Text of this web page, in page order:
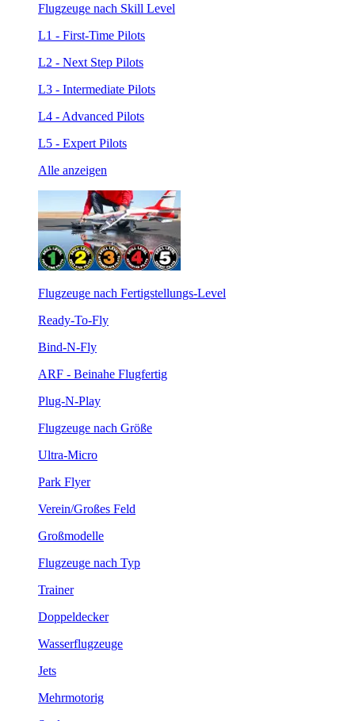
Flugzeuge nach Skill Level
L1 - First-Time Pilots
L2 - Next Step Pilots
L3 - Intermediate Pilots
L4 - Advanced Pilots
L5 - Expert Pilots
Alle anzeigen
Flugzeuge nach Fertigstellungs-Level
Ready-To-Fly
Bind-N-Fly
ARF - Beinahe Flugfertig
Plug-N-Play
Flugzeuge nach Größe
Ultra-Micro
Park Flyer
Verein/Großes Feld
Großmodelle
Flugzeuge nach Typ
Trainer
Doppeldecker
Wasserflugzeuge
Jets
Mehrmotorig